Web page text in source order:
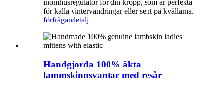
inomhusregulator för din kropp, som är perfekta
för kalla vintervandringar eller sent på kvällarna.
förfrågandetalj
Handgjorda 100% äkta
lammskinnsvantar med resår